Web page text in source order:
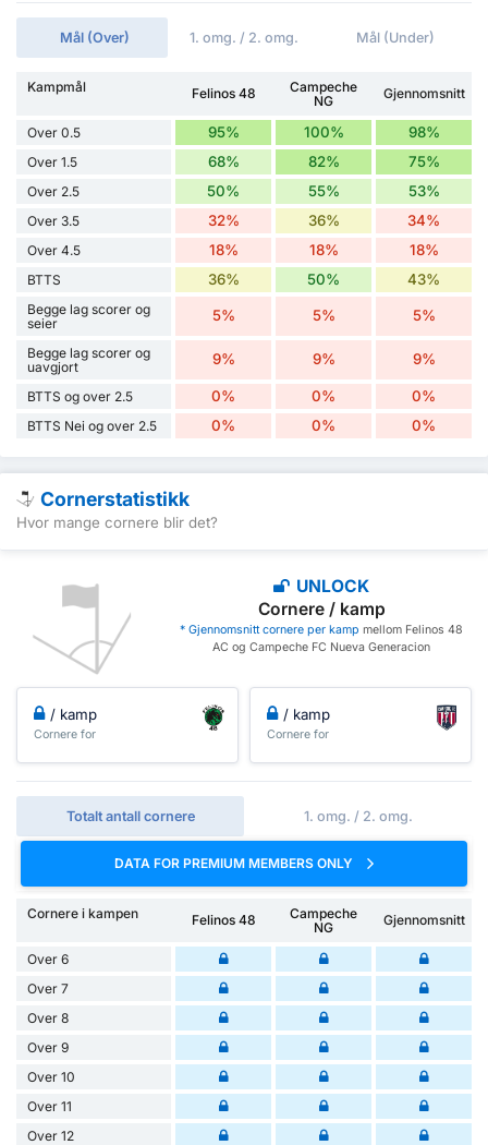
Mål (Over) 1. omg. / 2. omg. Mål (Under)
Kampmål Felinos 48
Campeche
NG
Gjennomsnitt
Over 0.5 95% 100% 98%
Over 1.5 68% 82% 75%
Over 2.5 50% 55% 53%
Over 3.5 32% 36% 34%
Over 4.5 18% 18% 18%
BTTS 36% 50% 43%
Begge lag scorer og
seier
5% 5% 5%
Begge lag scorer og
uavgjort
9% 9% 9%
BTTS og over 2.5 0% 0% 0%
BTTS Nei og over 2.5 0% 0% 0%
Cornerstatistikk
Hvor mange cornere blir det?
UNLOCK
Cornere / kamp
* Gjennomsnitt cornere per kamp mellom Felinos 48
AC og Campeche FC Nueva Generacion
/ kamp
Cornere for
/ kamp
Cornere for
Totalt antall cornere 1. omg. / 2. omg.
DATA FOR PREMIUM MEMBERS ONLY
Cornere i kampen Felinos 48
Campeche
NG
Gjennomsnitt
Over 6
Over 7
Over 8
Over 9
Over 10
Over 11
Over 12